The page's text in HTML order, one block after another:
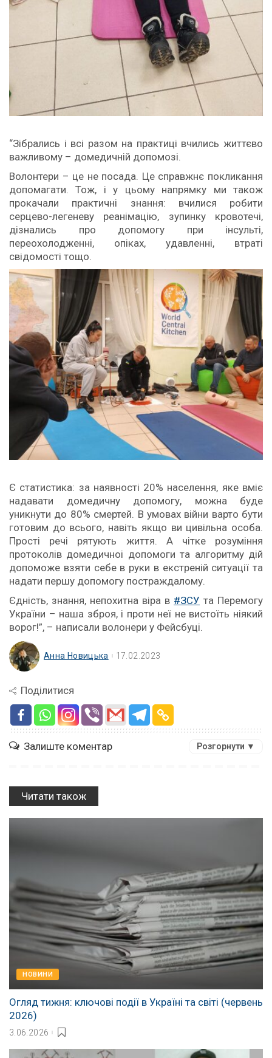
“Зібрались і всі разом на практиці вчились життєво
важливому – домедичній допомозі.
Волонтери – це не посада. Це справжнє покликання
допомагати. Тож, і у цьому напрямку ми також
прокачали практичні знання: вчилися робити
серцево-легеневу реанімацію, зупинку кровотечі,
дізнались про допомогу при інсульті,
переохолодженні, опіках, удавленні, втраті
свідомості тощо.
Є статистика: за наявності 20% населення, яке вміє
надавати домедичну допомогу, можна буде
уникнути до 80% смертей. В умовах війни варто бути
готовим до всього, навіть якщо ви цивільна особа.
Прості речі рятують життя. А чітке розуміння
протоколів домедичноі допомоги та алгоритму дій
допоможе взяти себе в руки в екстреній ситуації та
надати першу допомогу постраждалому.
Єдність, знання, непохитна віра в #ЗСУ та Перемогу
України – наша зброя, і проти неї не вистоїть ніякий
ворог!”, – написали волонери у Фейсбуці.
Анна Новицька 17.02.2023
Поділитися
Залиште коментар Розгорнути ▼
Читати також
НОВИНИ
Огляд тижня: ключові події в Україні та світі (червень
2026)
3.06.2026